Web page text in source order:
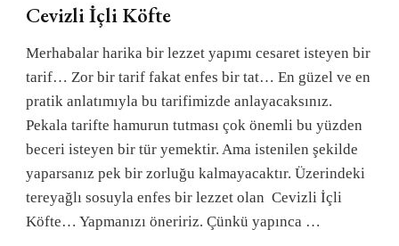
Cevizli İçli Köfte
Merhabalar harika bir lezzet yapımı cesaret isteyen bir
tarif… Zor bir tarif fakat enfes bir tat… En güzel ve en
pratik anlatımıyla bu tarifimizde anlayacaksınız.
Pekala tarifte hamurun tutması çok önemli bu yüzden
beceri isteyen bir tür yemektir. Ama istenilen şekilde
yaparsanız pek bir zorluğu kalmayacaktır. Üzerindeki
tereyağlı sosuyla enfes bir lezzet olan Cevizli İçli
Köfte… Yapmanızı öneririz. Çünkü yapınca …